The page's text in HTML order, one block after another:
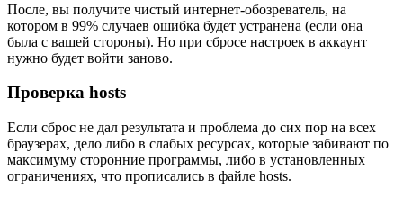
После, вы получите чистый интернет-обозреватель, на
котором в 99% случаев ошибка будет устранена (если она
была с вашей стороны). Но при сбросе настроек в аккаунт
нужно будет войти заново.
Проверка hosts
Если сброс не дал результата и проблема до сих пор на всех
браузерах, дело либо в слабых ресурсах, которые забивают по
максимуму сторонние программы, либо в установленных
ограничениях, что прописались в файле hosts.